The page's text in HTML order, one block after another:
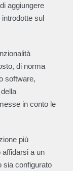
aggiungere
sul
di norma
software,
in conto le
più
a un
sia configurato